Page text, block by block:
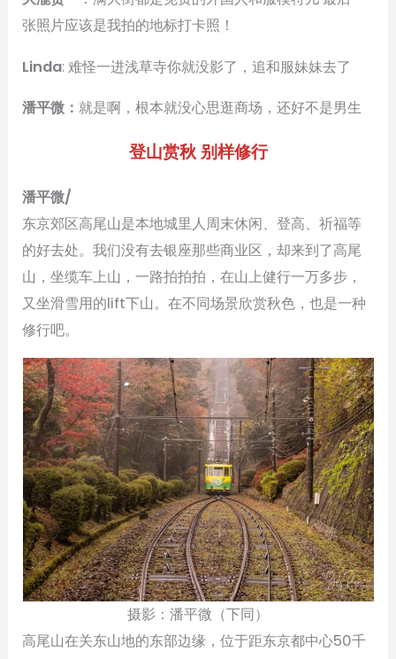
张照片应该是我拍的地标打卡照！
Linda: 难怪一进浅草寺你就没影了，追和服妹妹去了
潘平微：就是啊，根本就没心思逛商场，还好不是男生
登山赏秋 别样修行
潘平微/
东京郊区高尾山是本地城里人周末休闲、登高、祈福等
的好去处。我们没有去银座那些商业区，却来到了高尾
山，坐缆车上山，一路拍拍拍，在山上健行一万多步，
又坐滑雪用的lift下山。在不同场景欣赏秋色，也是一种
修行吧。
摄影：潘平微（下同）
高尾山在关东山地的东部边缘，位于距东京都中心50千